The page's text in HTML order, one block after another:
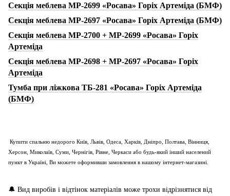
Секція меблева МР-2699 «Росава» Горіх Артеміда (БМФ)
Секція меблева МР-2697 «Росава» Горіх Артеміда (БМФ)
Секція меблева МР-2700 + МР-2699 «Росава» Горіх
Артеміда
Секція меблева МР-2698 + МР-2697 «Росава» Горіх
Артеміда
Тумба при ліжкова ТБ-281 «Росава» Горіх Артеміда
(БМФ)
Купити спальню недорого Київ, Львів, Одеса, Харків, Дніпро, Полтава, Вінниця,
Херсон, Миколаїв, Суми, Чернігів, Рівне, Черкаси або будь-який інший населений
пункт в Україні, Ви можете оформивши замовлення в нашому інтернет-магазині.
🔔 Вид виробів і відтінок матеріалів може трохи відрізнятися від